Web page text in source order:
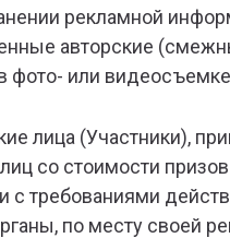
рекламной
авторские
фото- или
лица (Участники),
со стоимости
с требованиями
по месту своей